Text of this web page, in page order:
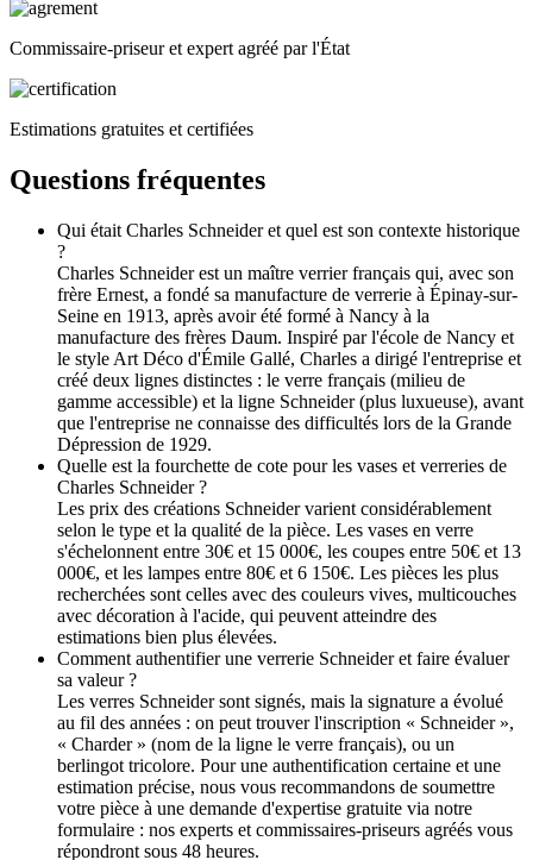
Commissaire-priseur et expert agréé par l'État
Estimations gratuites et certifiées
Questions fréquentes
Qui était Charles Schneider et quel est son contexte historique
?
Charles Schneider est un maître verrier français qui, avec son
frère Ernest, a fondé sa manufacture de verrerie à Épinay-sur-
Seine en 1913, après avoir été formé à Nancy à la
manufacture des frères Daum. Inspiré par l'école de Nancy et
le style Art Déco d'Émile Gallé, Charles a dirigé l'entreprise et
créé deux lignes distinctes : le verre français (milieu de
gamme accessible) et la ligne Schneider (plus luxueuse), avant
que l'entreprise ne connaisse des difficultés lors de la Grande
Dépression de 1929.
Quelle est la fourchette de cote pour les vases et verreries de
Charles Schneider ?
Les prix des créations Schneider varient considérablement
selon le type et la qualité de la pièce. Les vases en verre
s'échelonnent entre 30€ et 15 000€, les coupes entre 50€ et 13
000€, et les lampes entre 80€ et 6 150€. Les pièces les plus
recherchées sont celles avec des couleurs vives, multicouches
avec décoration à l'acide, qui peuvent atteindre des
estimations bien plus élevées.
Comment authentifier une verrerie Schneider et faire évaluer
sa valeur ?
Les verres Schneider sont signés, mais la signature a évolué
au fil des années : on peut trouver l'inscription « Schneider »,
« Charder » (nom de la ligne le verre français), ou un
berlingot tricolore. Pour une authentification certaine et une
estimation précise, nous vous recommandons de soumettre
votre pièce à une demande d'expertise gratuite via notre
formulaire : nos experts et commissaires-priseurs agréés vous
répondront sous 48 heures.